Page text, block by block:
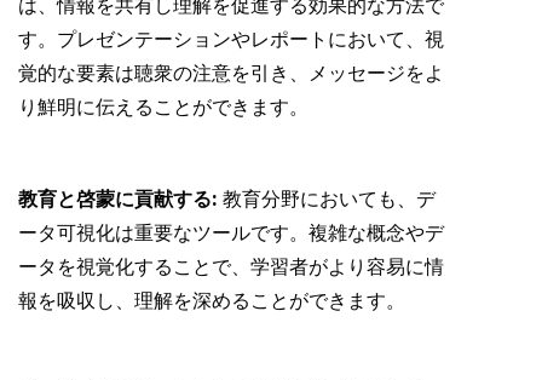
は、情報を共有し理解を促進する効果的な方法で
す。プレゼンテーションやレポートにおいて、視
覚的な要素は聴衆の注意を引き、メッセージをよ
り鮮明に伝えることができます。
教育と啓蒙に貢献する: 教育分野においても、デ
ータ可視化は重要なツールです。複雑な概念やデ
ータを視覚化することで、学習者がより容易に情
報を吸収し、理解を深めることができます。